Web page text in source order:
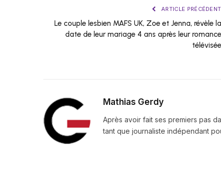
ARTICLE PRÉCÉDENT
Le couple lesbien MAFS UK, Zoe et Jenna, révèle la
date de leur mariage 4 ans après leur romance
télévisée
Mathias Gerdy
Après avoir fait ses premiers pas
tant que journaliste indépendant